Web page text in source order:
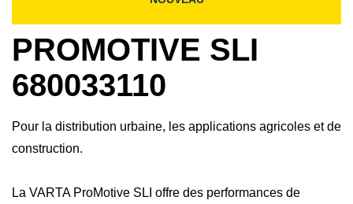
PROMOTIVE SLI
680033110
Pour la distribution urbaine, les applications agricoles et de
construction.
La VARTA ProMotive SLI offre des performances de